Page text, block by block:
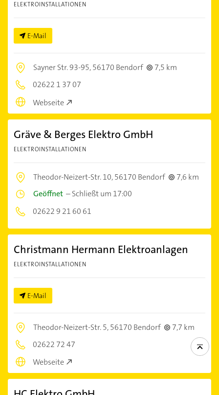
ELEKTROINSTALLATIONEN
E-Mail
Sayner Str. 93-95,56170 Bendorf
7,5 km
02622 1 37 07
Webseite
Gräve & Berges Elektro GmbH
ELEKTROINSTALLATIONEN
Theodor-Neizert-Str. 10,56170 Bendorf
7,6 km
Geöffnet –Schließt um 17:00
02622 9 21 60 61
Christmann Hermann Elektroanlagen
ELEKTROINSTALLATIONEN
E-Mail
Theodor-Neizert-Str. 5,56170 Bendorf
7,7 km
02622 72 47
Webseite